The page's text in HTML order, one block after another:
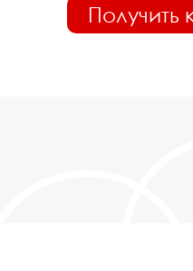
Получить